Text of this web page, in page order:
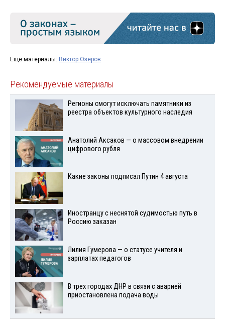
Ещё материалы: Виктор Озеров
Рекомендуемые материалы
Регионы смогут исключать памятники из
реестра объектов культурного наследия
Анатолий Аксаков — о массовом внедрении
цифрового рубля
Какие законы подписал Путин 4 августа
Иностранцу с неснятой судимостью путь в
Россию заказан
Лилия Гумерова — о статусе учителя и
зарплатах педагогов
В трех городах ДНР в связи с аварией
приостановлена подача воды